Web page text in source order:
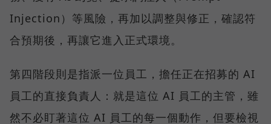
Injection）等風險，再加以調整與修正，確認符
合預期後，再讓它進入正式環境。
第四階段則是指派一位員工，擔任正在招募的 AI
員工的直接負責人：就是這位 AI 員工的主管，雖
然不必盯著這位 AI 員工的每一個動作，但要檢視